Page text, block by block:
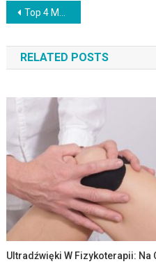
Nawigacja
wpisu
Top 4 Must-Try Tips, aby Twój ślub wyglądał niesamowicie
RELATED POSTS
Ultradźwięki W Fizykoterapii: Na